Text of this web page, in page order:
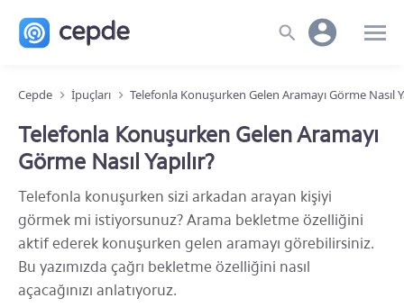
Cepde İpuçları Telefonla Konuşurken Gelen Aramayı Görme Nasıl
Telefonla Konuşurken Gelen Aramayı
Görme Nasıl Yapılır?
Telefonla konuşurken sizi arkadan arayan kişiyi
görmek mi istiyorsunuz? Arama bekletme özelliğini
aktif ederek konuşurken gelen aramayı görebilirsiniz.
Bu yazımızda çağrı bekletme özelliğini nasıl
açacağınızı anlatıyoruz.